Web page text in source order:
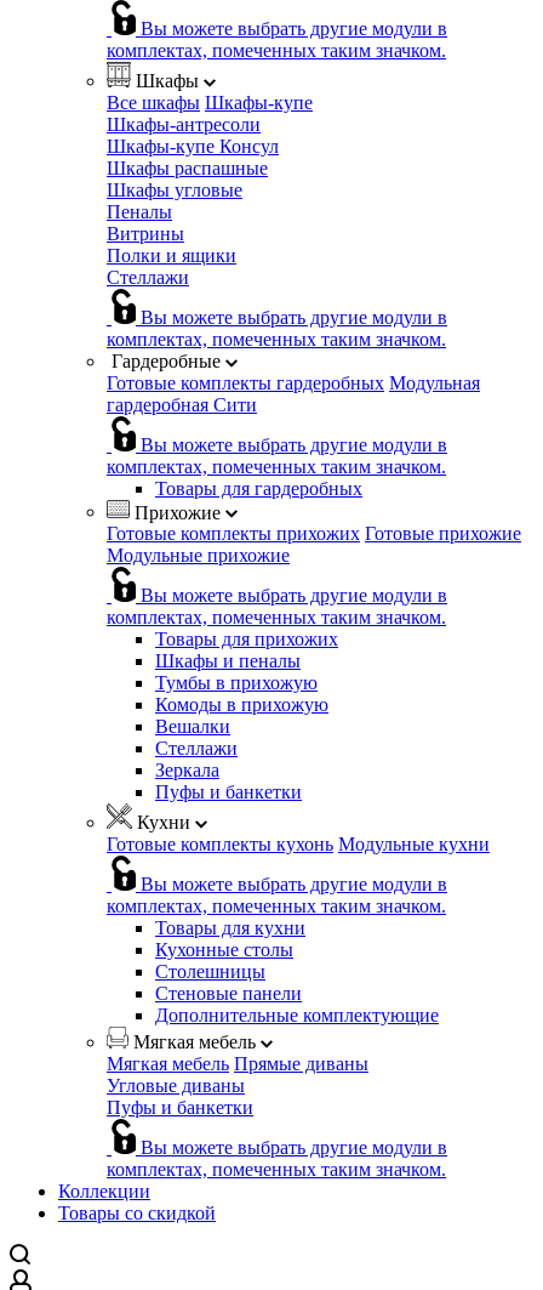
Вы можете выбрать другие модули в
комплектах, помеченных таким значком.
Шкафы
Все шкафы Шкафы-купе
Шкафы-антресоли
Шкафы-купе Консул
Шкафы распашные
Шкафы угловые
Пеналы
Витрины
Полки и ящики
Стеллажи
Вы можете выбрать другие модули в
комплектах, помеченных таким значком.
Гардеробные
Готовые комплекты гардеробных Модульная
гардеробная Сити
Вы можете выбрать другие модули в
комплектах, помеченных таким значком.
Товары для гардеробных
Прихожие
Готовые комплекты прихожих Готовые прихожие
Модульные прихожие
Вы можете выбрать другие модули в
комплектах, помеченных таким значком.
Товары для прихожих
Шкафы и пеналы
Тумбы в прихожую
Комоды в прихожую
Вешалки
Стеллажи
Зеркала
Пуфы и банкетки
Кухни
Готовые комплекты кухонь Модульные кухни
Вы можете выбрать другие модули в
комплектах, помеченных таким значком.
Товары для кухни
Кухонные столы
Столешницы
Стеновые панели
Дополнительные комплектующие
Мягкая мебель
Мягкая мебель Прямые диваны
Угловые диваны
Пуфы и банкетки
Вы можете выбрать другие модули в
комплектах, помеченных таким значком.
Коллекции
Товары со скидкой